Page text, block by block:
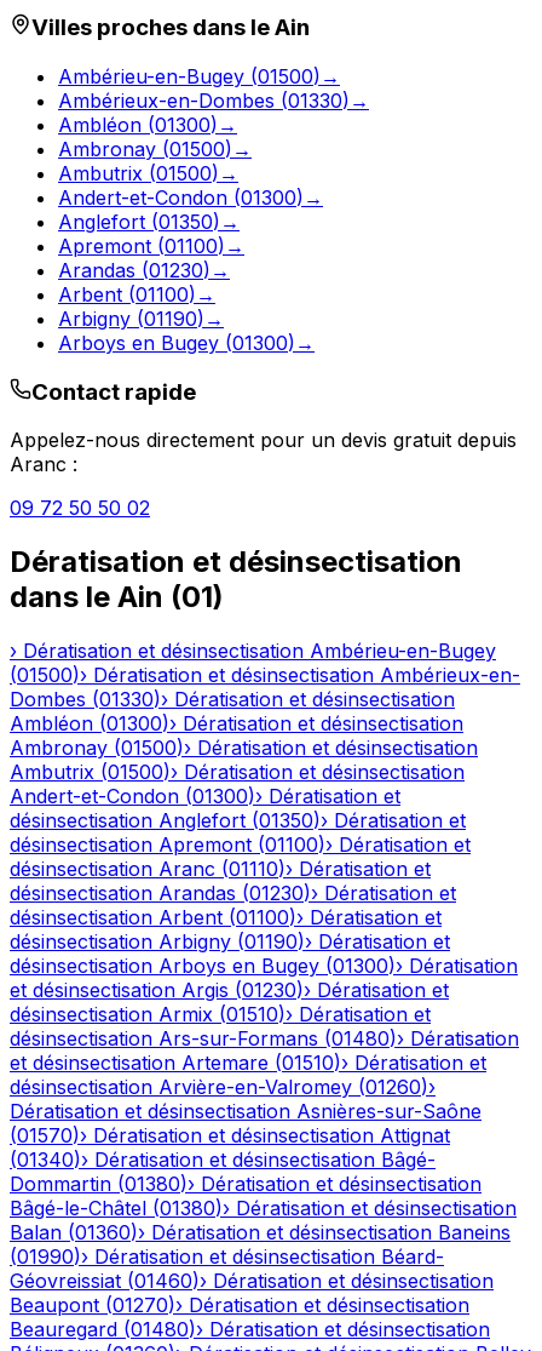
Villes proches dans leAin
Ambérieu-en-Bugey (01500) →
Ambérieux-en-Dombes (01330) →
Ambléon (01300) →
Ambronay (01500) →
Ambutrix (01500) →
Andert-et-Condon (01300) →
Anglefort (01350) →
Apremont (01100) →
Arandas (01230) →
Arbent (01100) →
Arbigny (01190) →
Arboys en Bugey (01300) →
Contact rapide
Appelez-nous directement pour un devis gratuit depuis
Aranc :
09 72 50 50 02
Dératisation et désinsectisation
dans le Ain (01)
› Dératisation et désinsectisation Ambérieu-en-Bugey
(01500)› Dératisation et désinsectisation Ambérieux-en-
Dombes (01330)› Dératisation et désinsectisation
Ambléon (01300)› Dératisation et désinsectisation
Ambronay (01500)› Dératisation et désinsectisation
Ambutrix (01500)› Dératisation et désinsectisation
Andert-et-Condon (01300)› Dératisation et
désinsectisation Anglefort (01350)› Dératisation et
désinsectisation Apremont (01100)› Dératisation et
désinsectisation Aranc (01110)› Dératisation et
désinsectisation Arandas (01230)› Dératisation et
désinsectisation Arbent (01100)› Dératisation et
désinsectisation Arbigny (01190)› Dératisation et
désinsectisation Arboys en Bugey (01300)› Dératisation
et désinsectisation Argis (01230)› Dératisation et
désinsectisation Armix (01510)› Dératisation et
désinsectisation Ars-sur-Formans (01480)› Dératisation
et désinsectisation Artemare (01510)› Dératisation et
désinsectisation Arvière-en-Valromey (01260)›
Dératisation et désinsectisation Asnières-sur-Saône
(01570)› Dératisation et désinsectisation Attignat
(01340)› Dératisation et désinsectisation Bâgé-
Dommartin (01380)› Dératisation et désinsectisation
Bâgé-le-Châtel (01380)› Dératisation et désinsectisation
Balan (01360)› Dératisation et désinsectisation Baneins
(01990)› Dératisation et désinsectisation Béard-
Géovreissiat (01460)› Dératisation et désinsectisation
Beaupont (01270)› Dératisation et désinsectisation
Beauregard (01480)› Dératisation et désinsectisation